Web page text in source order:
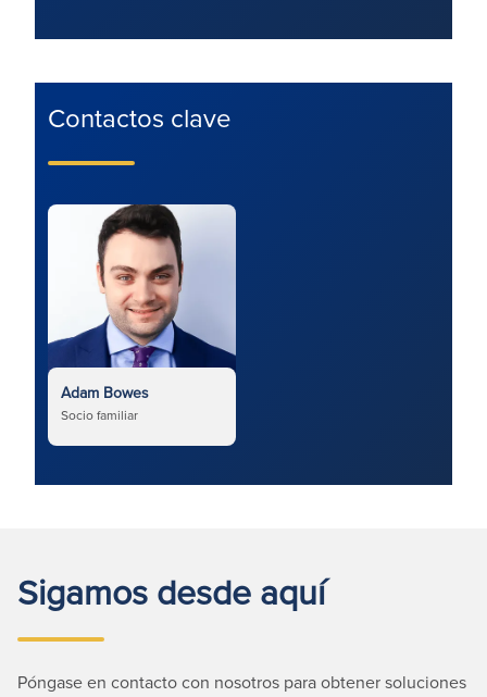
Contactos clave
Adam Bowes
Socio familiar
Sigamos desde aquí
Póngase en contacto con nosotros para obtener soluciones